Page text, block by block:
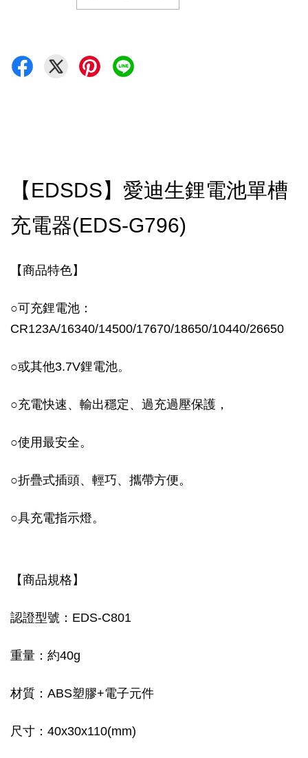
【EDSDS】愛迪生鋰電池單槽
充電器(EDS-G796)
【商品特色】
○可充鋰電池：
CR123A/16340/14500/17670/18650/10440/26650
○或其他3.7V鋰電池。
○充電快速、輸出穩定、過充過壓保護，
○使用最安全。
○折疊式插頭、輕巧、攜帶方便。
○具充電指示燈。
【商品規格】
認證型號：EDS-C801
重量：約40g
材質：ABS塑膠+電子元件
尺寸：40x30x110(mm)